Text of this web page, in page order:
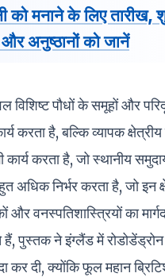
को मनाने के लिए
अनुष्ठानों को जानें
विशिष्ट पौधों के समूहों और
करता है, बल्कि व्यापक क्षेत्रीय
करता है, जो स्थानीय
अधिक निर्भर करता है, जो इन
और वनस्पतिशास्त्रियों का
पुस्तक ने इंग्लैंड में
कर दी, क्योंकि फूल महान